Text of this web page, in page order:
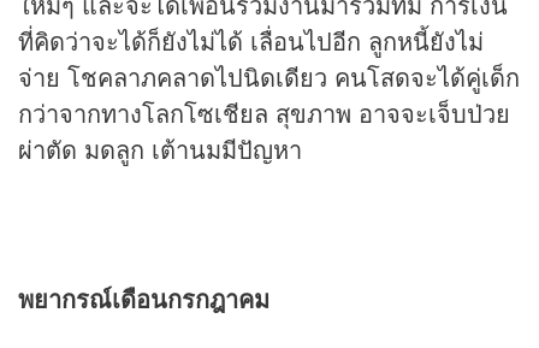
ที่คิดว่าจะได้ก็ยังไม่ได้ เลื่อนไปอีก ลูกหนี้ยังไม่
จ่าย โชคลาภคลาดไปนิดเดียว คนโสดจะได้คู่เด็ก
กว่าจากทางโลกโซเชียล สุขภาพ อาจจะเจ็บป่วย
ผ่าตัด มดลูก เต้านมมีปัญหา
พยากรณ์เดือนกรกฎาคม